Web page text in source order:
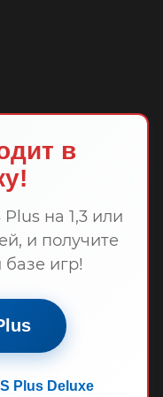
в
на 1,3 или
и получите
игр!
Plus Deluxe